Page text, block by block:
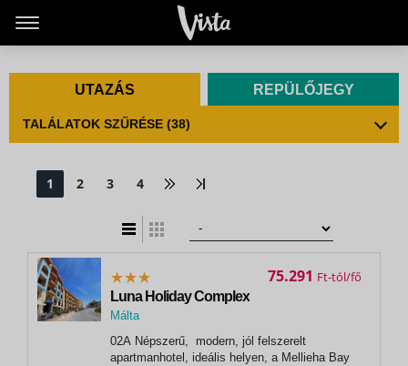
UTAZÁS REPÜLŐJEGY
TALÁLATOK SZŰRÉSE (38)
1 2 3 4
Luna Holiday Complex
Málta
02A Népszerű, modern, jól felszerelt
apartmanhotel, ideális helyen, a Mellieha Bay
75.291 Ft